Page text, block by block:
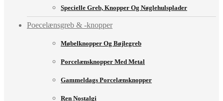
Specielle Greb, Knopper Og Nøglehulsplader
Poecelænsgreb & -knopper
Møbelknopper Og Bøjlegreb
Porcelænsknopper Med Metal
Gammeldags Porcelænsknopper
Ren Nostalgi